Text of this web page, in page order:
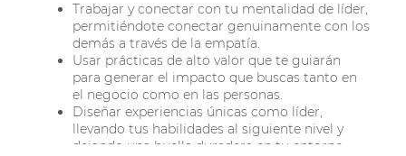
Trabajar y conectar con tu mentalidad de líder,
permitiéndote conectar genuinamente con los
demás a través de la empatía.
Usar prácticas de alto valor que te guiarán
para generar el impacto que buscas tanto en
el negocio como en las personas.
Diseñar experiencias únicas como líder,
llevando tus habilidades al siguiente nivel y
dejando una huella duradera en tu entorno.